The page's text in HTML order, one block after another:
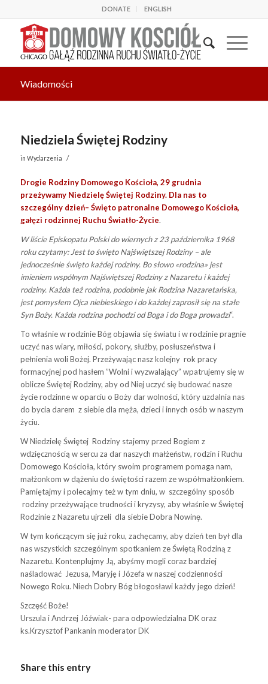
DONATE ENGLISH
Wiadomości
Niedziela Świętej Rodziny
in Wydarzenia /
Drogie Rodziny Domowego Kościoła, 29 grudnia
przeżywamy Niedzielę Świętej Rodziny. Dla nas to
szczególny dzień– Święto patronalne Domowego Kościoła,
gałęzi rodzinnej Ruchu Światło-Życie.
W liście Episkopatu Polski do wiernych z 23 października 1968
roku czytamy: Jest to święto Najświętszej Rodziny – ale
jednocześnie święto każdej rodziny. Bo słowo «rodzina» jest
imieniem wspólnym Najświętszej Rodziny z Nazaretu i każdej
rodziny. Każda też rodzina, podobnie jak Rodzina Nazaretańska,
jest pomysłem Ojca niebieskiego i do każdej zaprosił się na stałe
Syn Boży. Każda rodzina pochodzi od Boga i do Boga prowadzi“.
To właśnie w rodzinie Bóg objawia się światu i w rodzinie pragnie
uczyć nas wiary, miłości, pokory, służby, posłuszeństwa i
pełnienia woli Bożej. Przeżywając nasz kolejny rok pracy
formacyjnej pod hasłem ”Wolni i wyzwalający” wpatrujemy się w
oblicze Świętej Rodziny, aby od Niej uczyć się budować nasze
życie rodzinne w oparciu o Boży dar wolności, który uzdalnia nas
do bycia darem z siebie dla męża, dzieci i innych osób w naszym
życiu.
W Niedzielę Świȩtej Rodziny stajemy przed Bogiem z
wdzięcznością w sercu za dar naszych małżeństw, rodzin i Ruchu
Domowego Kościoła, który swoim programem pomaga nam,
małżonkom w dążeniu do świętości razem ze współmałżonkiem.
Pamiętajmy i polecajmy też w tym dniu, w szczególny sposób
rodziny przeżywające trudności i kryzysy, aby właśnie w Świętej
Rodzinie z Nazaretu ujrzeli dla siebie Dobra Nowinȩ.
W tym kończącym się już roku, zachęcamy, aby dzień ten był dla
nas wszystkich szczególnym spotkaniem ze Świȩtą Rodziną z
Nazaretu. Kontenplujmy Ją, abyśmy mogli coraz bardziej
naśladować Jezusa, Maryję i Józefa w naszej codzienności
Nowego Roku. Niech Dobry Bóg błogosławi każdy jego dzień!
Szczȩść Boże!
Urszula i Andrzej Jóźwiak- para odpowiedzialna DK oraz
ks.Krzysztof Pankanin moderator DK
Share this entry